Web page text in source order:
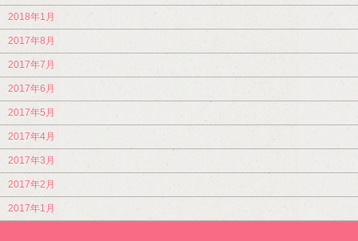
2018年1月
2017年8月
2017年7月
2017年6月
2017年5月
2017年4月
2017年3月
2017年2月
2017年1月